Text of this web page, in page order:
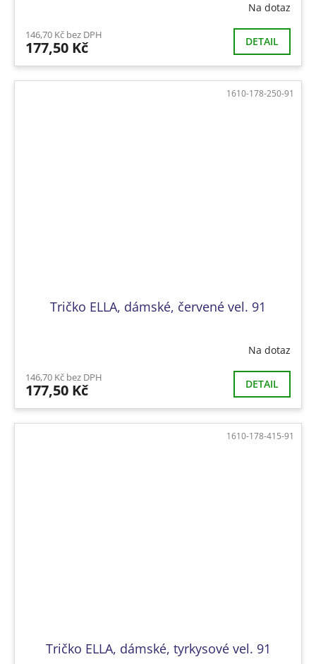
Na dotaz
146,70 Kč bez DPH
177,50 Kč DETAIL
Tričko ELLA, dámské, červené vel. 91
Na dotaz
146,70 Kč bez DPH
177,50 Kč DETAIL
1610-178-250-91
Tričko ELLA, dámské, tyrkysové vel. 91
1610-178-415-91